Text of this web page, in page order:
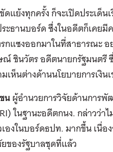
แย้งทุกครั้ง ก็จะเปิดประเด็น
ะธานบอร์ด ซึ่งในอดีตก็เคย
รกแซงออกมาในที่สาธารณะ
ชินวัตร อดีตนายกรัฐมนตรี
เห็นต่างด้านนโยบายการเงิน
นผู้อํานวยการวิจัยด้านการ
ในฐานะอดีตกนง. กล่าวว่
องในบอร์ดธปท. มากขึ้น เนื่
ของรัฐบาลชุดที่แล้ว